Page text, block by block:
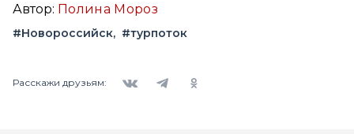
Автор: Полина Мороз
#Новороссийск #турпоток
Расскажи друзьям: